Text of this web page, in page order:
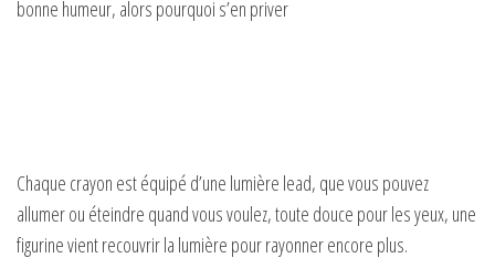
d
bonne humeur, alors pourquoi s’en priver
Chaque crayon est équipé d’une lumière lead, que vous pouvez
allumer ou éteindre quand vous voulez, toute douce pour les yeux, une
figurine vient recouvrir la lumière pour rayonner encore plus.